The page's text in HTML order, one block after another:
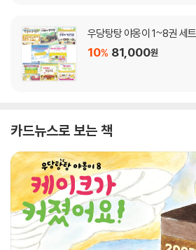
우당탕탕 야옹이 1~8권 세트
10% 81,000원
카드뉴스로 보는 책